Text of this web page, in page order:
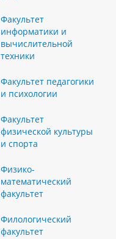
Факультет
информатики и
вычислительной
техники
Факультет педагогики
и психологии
Факультет
физической культуры
и спорта
Физико-
математический
факультет
Филологический
факультет